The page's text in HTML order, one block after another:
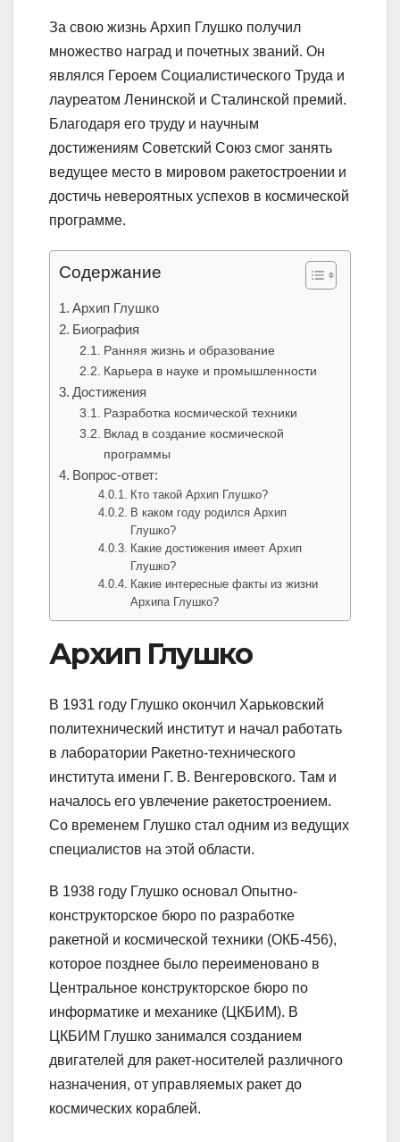
За свою жизнь Архип Глушко получил
множество наград и почетных званий. Он
являлся Героем Социалистического Труда и
лауреатом Ленинской и Сталинской премий.
Благодаря его труду и научным
достижениям Советский Союз смог занять
ведущее место в мировом ракетостроении и
достичь невероятных успехов в космической
программе.
Содержание
Архип Глушко
Биография
Ранняя жизнь и образование
Карьера в науке и промышленности
Достижения
Разработка космической техники
Вклад в создание космической
программы
Вопрос-ответ:
Кто такой Архип Глушко?
В каком году родился Архип
Глушко?
Какие достижения имеет Архип
Глушко?
Какие интересные факты из жизни
Архипа Глушко?
Архип Глушко
В 1931 году Глушко окончил Харьковский
политехнический институт и начал работать
в лаборатории Ракетно-технического
института имени Г. В. Венгеровского. Там и
началось его увлечение ракетостроением.
Со временем Глушко стал одним из ведущих
специалистов на этой области.
В 1938 году Глушко основал Опытно-
конструкторское бюро по разработке
ракетной и космической техники (ОКБ-456),
которое позднее было переименовано в
Центральное конструкторское бюро по
информатике и механике (ЦКБИМ). В
ЦКБИМ Глушко занимался созданием
двигателей для ракет-носителей различного
назначения, от управляемых ракет до
космических кораблей.